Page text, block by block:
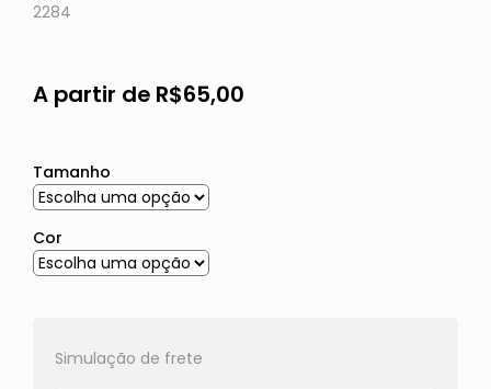
2284
A partir de R$65,00
Tamanho
Cor
Simulação de frete